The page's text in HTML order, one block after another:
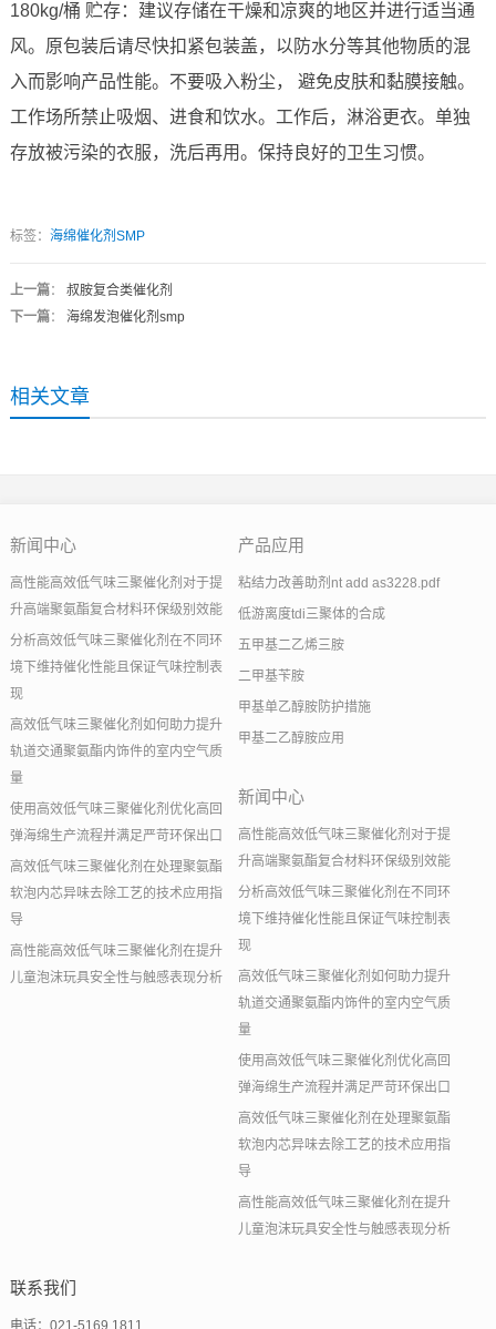
180kg/桶 贮存：建议存储在干燥和凉爽的地区并进行适当通
风。原包装后请尽快扣紧包装盖，以防水分等其他物质的混
入而影响产品性能。不要吸入粉尘， 避免皮肤和黏膜接触。
工作场所禁止吸烟、进食和饮水。工作后，淋浴更衣。单独
存放被污染的衣服，洗后再用。保持良好的卫生习惯。
标签： 海绵催化剂SMP
上一篇： 叔胺复合类催化剂
下一篇： 海绵发泡催化剂smp
相关文章
新闻中心
高性能高效低气味三聚催化剂对于提
升高端聚氨酯复合材料环保级别效能
分析高效低气味三聚催化剂在不同环
境下维持催化性能且保证气味控制表
现
高效低气味三聚催化剂如何助力提升
轨道交通聚氨酯内饰件的室内空气质
量
使用高效低气味三聚催化剂优化高回
弹海绵生产流程并满足严苛环保出口
高效低气味三聚催化剂在处理聚氨酯
软泡内芯异味去除工艺的技术应用指
导
高性能高效低气味三聚催化剂在提升
儿童泡沫玩具安全性与触感表现分析
产品应用
粘结力改善助剂nt add as3228.pdf
低游离度tdi三聚体的合成
五甲基二乙烯三胺
二甲基苄胺
甲基单乙醇胺防护措施
甲基二乙醇胺应用
新闻中心
高性能高效低气味三聚催化剂对于提
升高端聚氨酯复合材料环保级别效能
分析高效低气味三聚催化剂在不同环
境下维持催化性能且保证气味控制表
现
高效低气味三聚催化剂如何助力提升
轨道交通聚氨酯内饰件的室内空气质
量
使用高效低气味三聚催化剂优化高回
弹海绵生产流程并满足严苛环保出口
高效低气味三聚催化剂在处理聚氨酯
软泡内芯异味去除工艺的技术应用指
导
高性能高效低气味三聚催化剂在提升
儿童泡沫玩具安全性与触感表现分析
联系我们